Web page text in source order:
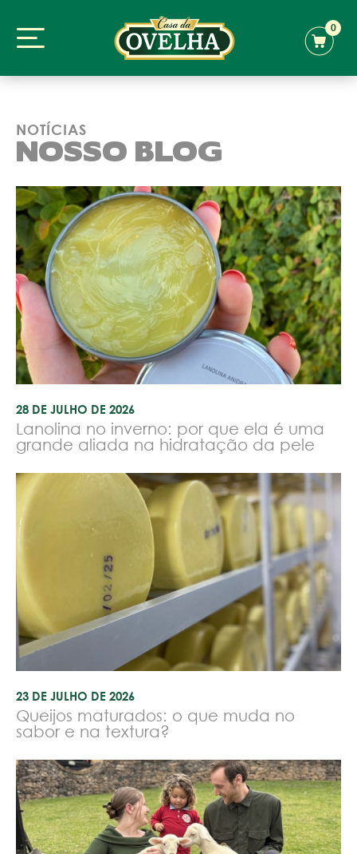
0
NOTÍCIAS
NOSSO BLOG
28 DE JULHO DE 2026
Lanolina no inverno: por que ela é uma
grande aliada na hidratação da pele
23 DE JULHO DE 2026
Queijos maturados: o que muda no
sabor e na textura?